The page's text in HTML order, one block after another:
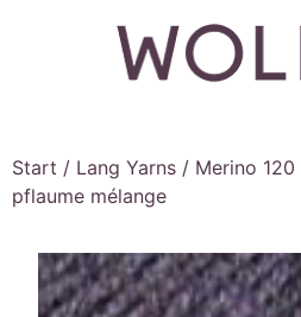
Start / Lang Yarns / Merino 120
pflaume mélange